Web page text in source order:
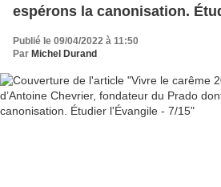
espérons la canonisation.
Publié le 09/04/2022 à 11:50
Par Michel Durand